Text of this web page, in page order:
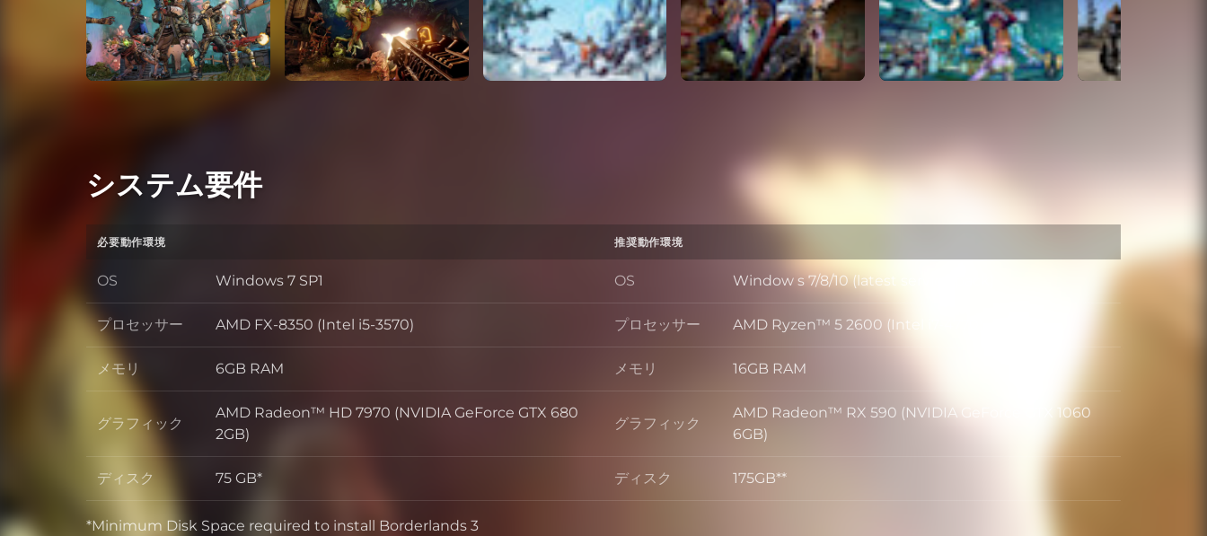
システム要件
必要動作環境
OS
OS
Windows 7 SP1
プロセッサー
プロセッサー
AMD FX-8350 (Intel i5-3570)
メモリ
メモリ
6GB RAM
グラフィック
グラフィック
AMD Radeon™ HD 7970 (NVIDIA GeForce GTX 680
2GB)
ディスク
ディスク
75 GB*
推奨動作環境
OS
OS
Window s 7/8/10 (latest service pack)
プロセッサー
プロセッサー
AMD Ryzen™ 5 2600 (Intel i7-4770)
メモリ
メモリ
16GB RAM
グラフィック
グラフィック
AMD Radeon™ RX 590 (NVIDIA GeForce GTX 1060
6GB)
ディスク
ディスク
175GB**
*Minimum Disk Space required to install Borderlands 3